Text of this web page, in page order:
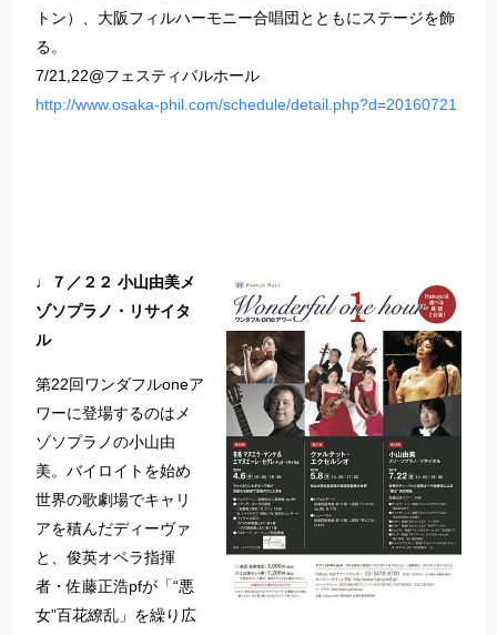
トン）、大阪フィルハーモニー合唱団とともにステージを飾
る。
7/21,22@フェスティバルホール
http://www.osaka-phil.com/schedule/detail.php?d=20160721
♩７／２２ 小山由美メ
ゾソプラノ・リサイタ
ル
第22回ワンダフルoneア
ワーに登場するのはメ
ゾソプラノの小山由
美。バイロイトを始め
世界の歌劇場でキャリ
アを積んだディーヴァ
と、俊英オペラ指揮
者・佐藤正浩pfが「“悪
女”百花繚乱」を繰り広